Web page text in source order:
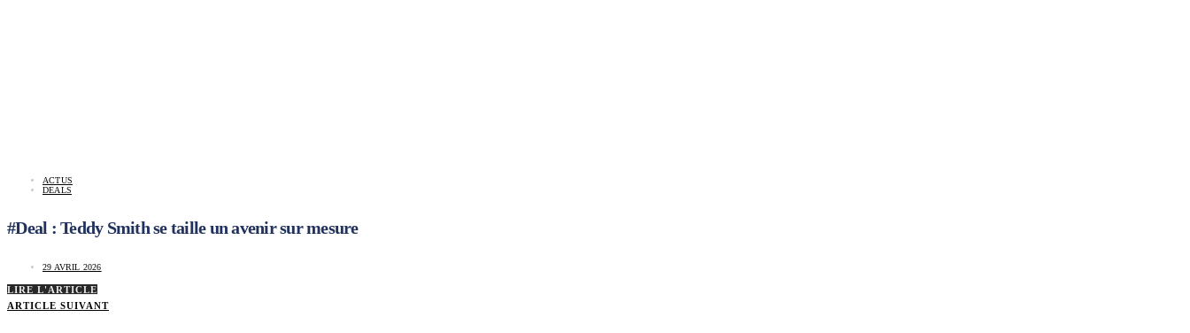
ACTUS
DEALS
#Deal : Teddy Smith se taille un avenir sur mesure
29 AVRIL 2026
LIRE L'ARTICLE
ARTICLE SUIVANT